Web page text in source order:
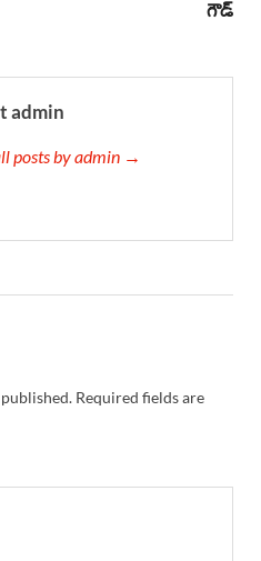
గౌడ్
admin
posts by admin →
Required fields are